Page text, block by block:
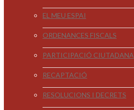
EL MEU ESPAI
ORDENANCES FISCALS
PARTICIPACIÓ CIUTADANA
RECAPTACIÓ
RESOLUCIONS I DECRETS